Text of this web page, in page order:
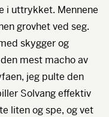
i uttrykket. Mennene
grovhet ved seg.
skygger og
mest macho av
jeg pulte den
Solvang effektiv
liten og spe, og vet